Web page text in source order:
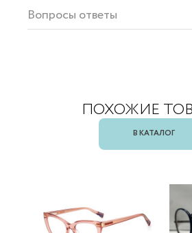
Вопросы ответы
ПОХОЖИЕ
В КАТАЛОГ